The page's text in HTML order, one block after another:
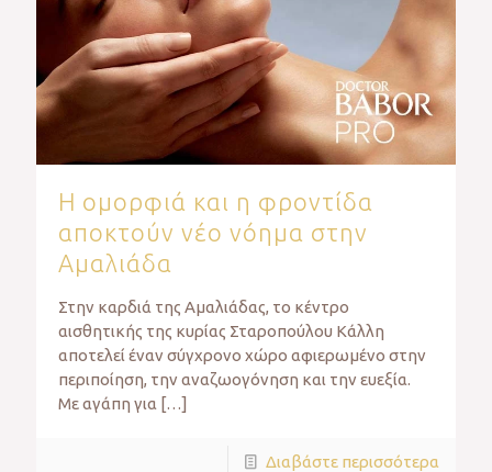
Η ομορφιά και η φροντίδα
αποκτούν νέο νόημα στην
Αμαλιάδα
Στην καρδιά της Αμαλιάδας, το κέντρο
αισθητικής της κυρίας Σταροπούλου Κάλλη
αποτελεί έναν σύγχρονο χώρο αφιερωμένο στην
περιποίηση, την αναζωογόνηση και την ευεξία.
Με αγάπη για […]
Διαβάστε περισσότερα